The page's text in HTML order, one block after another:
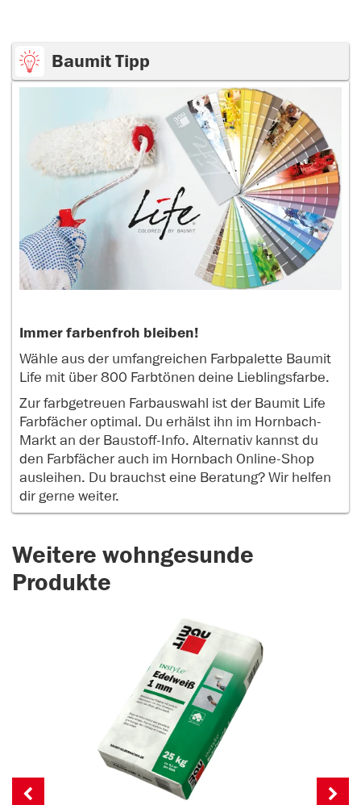
Baumit Tipp
Immer farbenfroh bleiben!
Wähle aus der umfangreichen Farbpalette Baumit
Life mit über 800 Farbtönen deine Lieblingsfarbe.
Zur farbgetreuen Farbauswahl ist der Baumit Life
Farbfächer optimal. Du erhälst ihn im Hornbach-
Markt an der Baustoff-Info. Alternativ kannst du
den Farbfächer auch im Hornbach Online-Shop
ausleihen. Du brauchst eine Beratung? Wir helfen
dir gerne weiter.
Weitere wohngesunde
Produkte